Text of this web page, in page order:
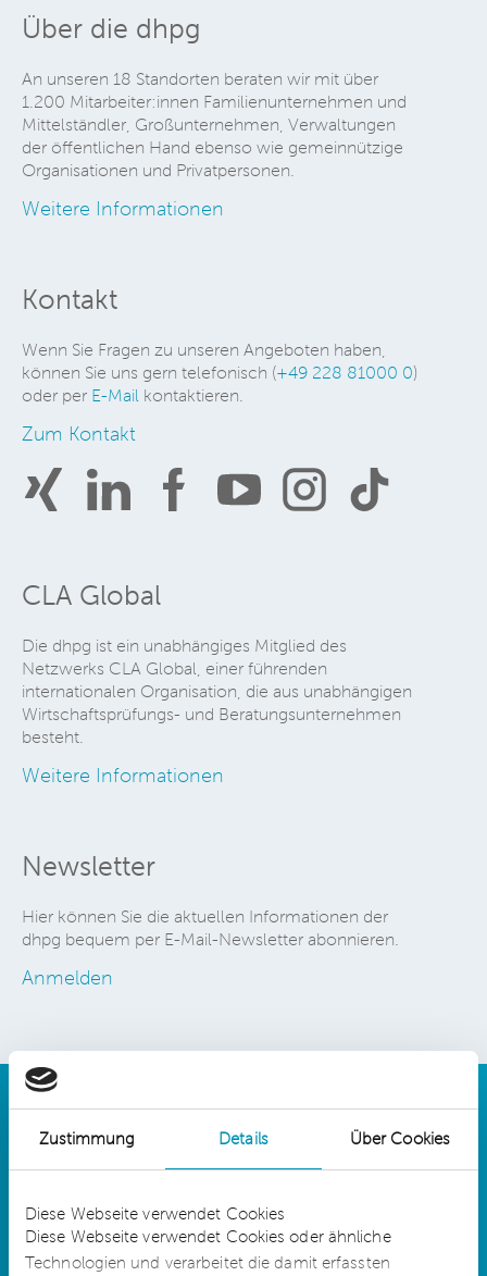
Zustimmung Details Über Cookies
Diese Webseite verwendet Cookies
Diese Webseite verwendet Cookies oder ähnliche
Technologien und verarbeitet die damit erfassten
Über die dhpg
An unseren 18 Standorten beraten wir mit über
1.200 Mitarbeiter:innen Familienunternehmen und
Mittelständler, Großunternehmen, Verwaltungen
der öffentlichen Hand ebenso wie gemeinnützige
Organisationen und Privatpersonen.
Weitere Informationen
Kontakt
Wenn Sie Fragen zu unseren Angeboten haben,
können Sie uns gern telefonisch (+49 228 81000 0)
oder per E-Mail kontaktieren.
Zum Kontakt
CLA Global
Die dhpg ist ein unabhängiges Mitglied des
Netzwerks CLA Global, einer führenden
internationalen Organisation, die aus unabhängigen
Wirtschaftsprüfungs- und Beratungsunternehmen
besteht.
Weitere Informationen
Newsletter
Hier können Sie die aktuellen Informationen der
dhpg bequem per E-Mail-Newsletter abonnieren.
Anmelden
dhpg is an independent network member of